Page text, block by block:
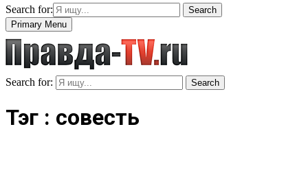
Search for:
Search
Primary Menu
Search for: Search
Тэг : совесть